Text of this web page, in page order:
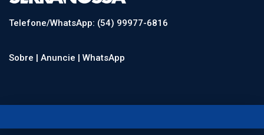
Telefone/WhatsApp: (54) 99977-6816
Sobre | Anuncie | WhatsApp